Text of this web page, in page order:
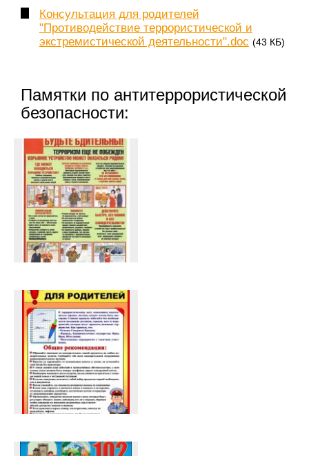
Консультация для родителей
"Противодействие террористической и
экстремистической деятельности".doc (43 КБ)
Памятки по антитеррористической
безопасности: